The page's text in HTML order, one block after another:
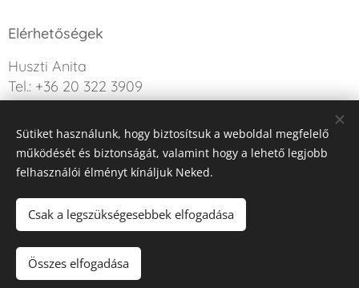
Elérhetőségek
Huszti Anita
Tel.: +36 20 322 3909
Kérdésed van? Írj nekünk!
Az oldalt a Webnode működteti
Sütiket használunk, hogy biztosítsuk a weboldal megfelelő
működését és biztonságát, valamint hogy a lehető legjobb
felhasználói élményt kínáljuk Neked.
Csak a legszükségesebbek elfogadása
Összes elfogadása